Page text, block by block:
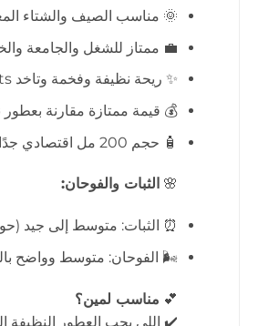
🌞 مناسب الصيف والشتاء
💼 ممتاز للشغل والجامعة
✨ ريحة نظيفة وفخمة وتاخد compliments
💰 قيمة ممتازة مقارنة
🧴 حجم 200 مل اقتصادي جدًا للاستخدام الكثيف
🌸 الثبات والفوحان:
⏰ الثبات: متوسط إلى جيد (حوالي 5–8 ساعات حسب
🌬️ الفوحان: متوسط وواضح
💕 مناسب لمين؟
✔️ اللي يحب العطور النظيفة